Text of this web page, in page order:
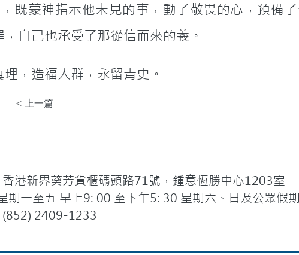
既蒙神指示他未見的事，動了敬畏的心，預備
自己也承受了那從信而來的義。
，造福人群，永留青史。
< 上一篇
新界葵芳貨櫃碼頭路71號，鍾意恆勝中心1203室
期一至五 早上9: 00 至下午5: 30 星期六、日及公眾假
2409-1233